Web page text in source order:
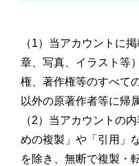
（1）当アカウントに
章、写真、イラスト等
権、著作権等のすべて
以外の原著作者等に帰
（2）当アカウントの
めの複製」や「引用」
を除き、無断で複製・